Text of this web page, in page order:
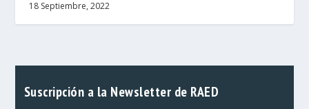
18 Septiembre, 2022
Suscripción a la Newsletter de RAED